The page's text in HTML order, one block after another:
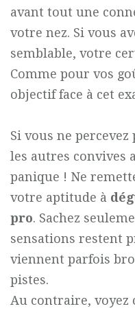
avant tout une
votre nez. Si vous
semblable, votre
Comme pour vos
objectif face à cet
Si vous ne
les autres convives
panique ! Ne
votre aptitude à
pro. Sachez
sensations restent
viennent parfois
pistes.
Au contraire, voyez